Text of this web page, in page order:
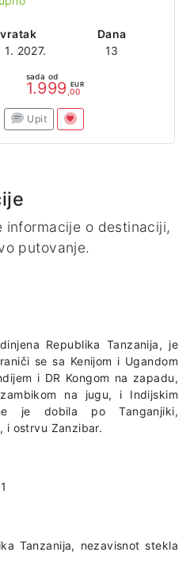
1. 2027.
Dana
13
sada od
1.999 EUR
,00
Upit
informacije o destinaciji,
putovanje.
Republika Tanzanija, je
se sa Kenijom i Ugandom
i DR Kongom na zapadu,
na jugu, i Indijskim
je dobila po Tanganjiki,
i ostrvu Zanzibar.
Tanzanija, nezavisnot stekla